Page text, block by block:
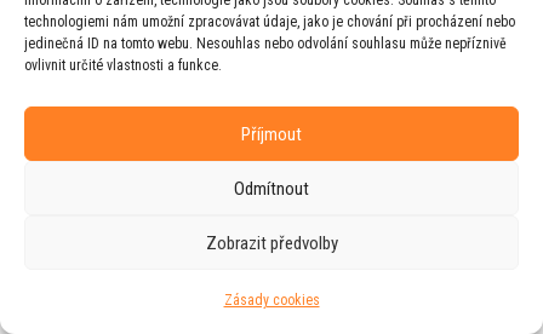
technologiemi nám umožní zpracovávat údaje, jako je chování při procházení nebo
jedinečná ID na tomto webu. Nesouhlas nebo odvolání souhlasu může nepříznivě
ovlivnit určité vlastnosti a funkce.
Příjmout
Odmítnout
Zobrazit předvolby
Zásady cookies
agenturouZEST BRAND.